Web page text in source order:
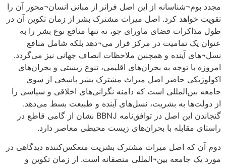
مجدد بوم¬شناسانه از این اصل فراتر از مبانی انسان¬محور آن را
تقویت خواهد کرد. اصل میراث مشترک بشر از زمان تکوین آن در
طول مذاکرات فضای ماورای جو، نه تنها منافع نوع بشر را به
عنوان یک تمامیت در مرکز قرار می¬دهد بلکه شامل منافع
نسل¬های آینده و همچنین ملاحظات انصاف جهانی نیز می‌گردد.
امروزه با توجه به بحران‌های اقلیمی، تنوع زیستی و بحران‌های
اکولوژیکی حاضر اصل میراث مشترک بشر پاسخی از سوی
جامعه بین‌المللی است که دامنه نگرانی‌های اخلاقی و سیاسی را
از دولت‌ها به بشریت، نسل‌های آینده و طبیعت بسط می‌دهد.
گنجاندن این اصل در توافق‌نامه BBNJ نشان از گامی قاطع در
راستای مقابله با بحران‌های زیست محیطی معاصر دارد.
دوم آن که اصل میراث مشترک بشریت منعکس‌کننده دیدگاهی در
مورد یک جامعه بین¬المللی منصفانه است. از زمان تکوین و